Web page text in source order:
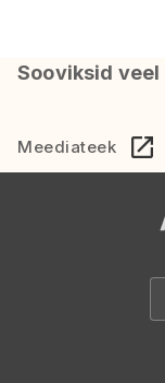
Sooviksid
Meediateek